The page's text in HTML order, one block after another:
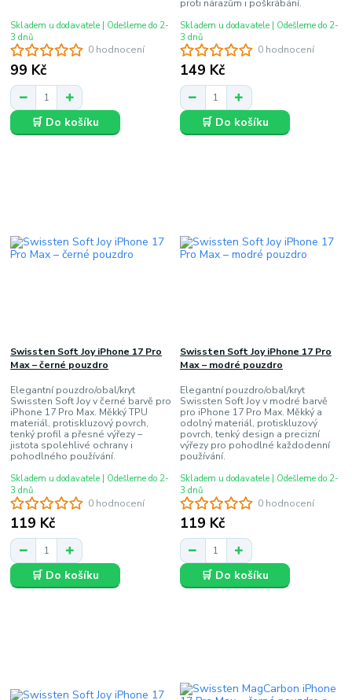
0 hodnocení
99 Kč
Skladem u dodavatele | Odešleme do 2-
3 dnů
🛒 Do košíku
0 hodnocení
proti nárazům i poškrábání.
149 Kč
Skladem u dodavatele | Odešleme do 2-
3 dnů
🛒 Do košíku
0 hodnocení
Swissten Soft Joy iPhone 17 Pro
Max – černé pouzdro
Elegantní pouzdro/obal/kryt
Swissten Soft Joy v černé barvě pro
iPhone 17 Pro Max. Měkký TPU
materiál, protiskluzový povrch,
tenký profil a přesné výřezy –
jistota spolehlivé ochrany i
pohodlného používání.
119 Kč
Skladem u dodavatele | Odešleme do 2-
3 dnů
🛒 Do košíku
0 hodnocení
Swissten Soft Joy iPhone 17 Pro
Max – modré pouzdro
Elegantní pouzdro/obal/kryt
Swissten Soft Joy v modré barvě
pro iPhone 17 Pro Max. Měkký a
odolný materiál, protiskluzový
povrch, tenký design a precizní
výřezy pro pohodlné každodenní
používání.
119 Kč
Skladem u dodavatele | Odešleme do 2-
3 dnů
🛒 Do košíku